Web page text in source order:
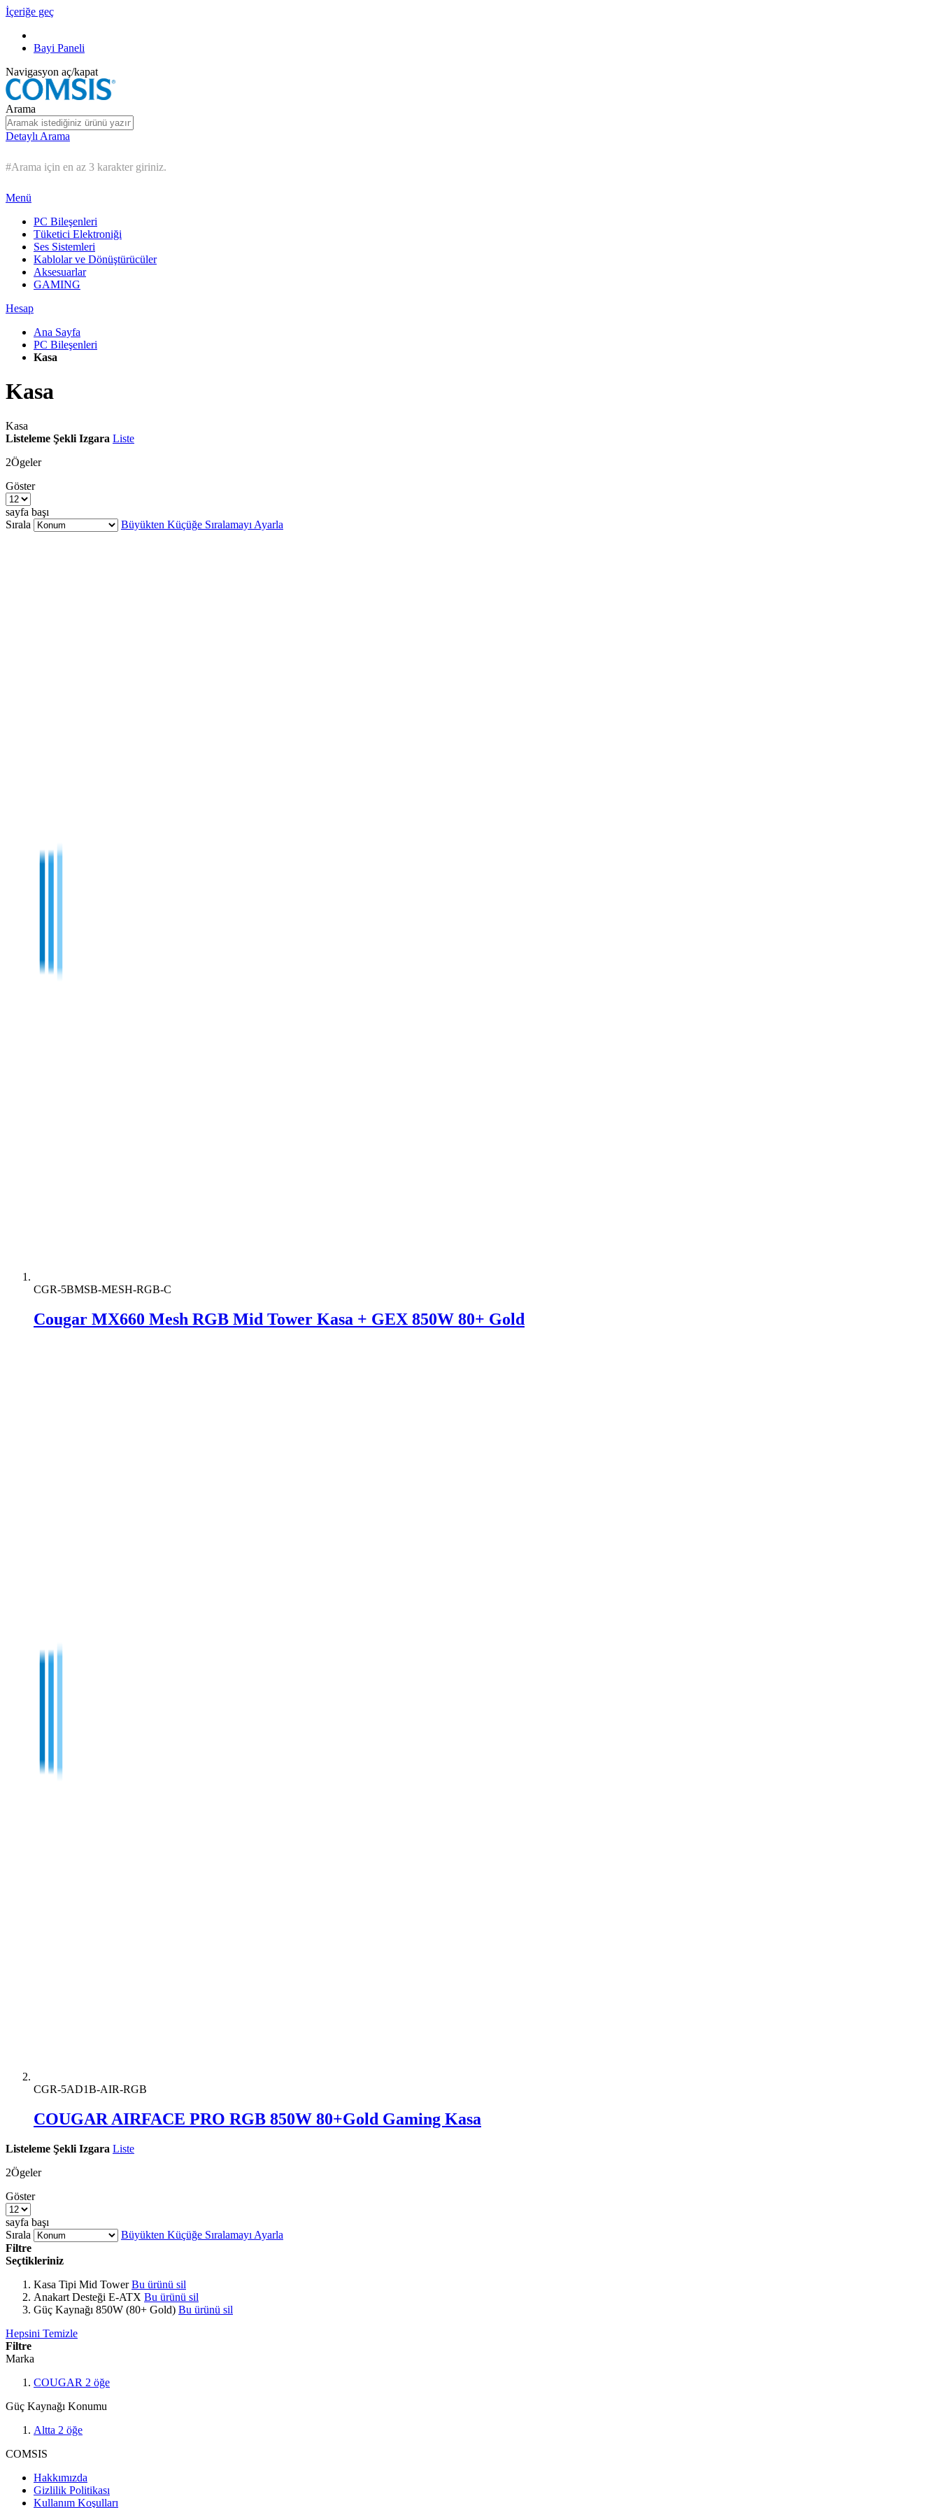
İçeriğe geç
Bayi Paneli
Navigasyon aç/kapat
Arama
Detaylı Arama
#Arama için en az 3 karakter giriniz.
Menü
PC Bileşenleri
Tüketici Elektroniği
Ses Sistemleri
Kablolar ve Dönüştürücüler
Aksesuarlar
GAMING
Hesap
Ana Sayfa
PC Bileşenleri
Kasa
Kasa
Kasa
Listeleme Şekli Izgara Liste
2Ögeler
Göster
sayfa başı
Sırala
Büyükten Küçüğe Sıralamayı Ayarla
CGR-5BMSB-MESH-RGB-C
Cougar MX660 Mesh RGB Mid Tower Kasa + GEX 850W 80+ Gold
CGR-5AD1B-AIR-RGB
COUGAR AIRFACE PRO RGB 850W 80+Gold Gaming Kasa
Listeleme Şekli Izgara Liste
2Ögeler
Göster
sayfa başı
Sırala
Büyükten Küçüğe Sıralamayı Ayarla
Filtre
Seçtikleriniz
Kasa Tipi Mid Tower Bu ürünü sil
Anakart Desteği E-ATX Bu ürünü sil
Güç Kaynağı 850W (80+ Gold) Bu ürünü sil
Hepsini Temizle
Filtre
Marka
COUGAR 2 öğe
Güç Kaynağı Konumu
Altta 2 öğe
COMSIS
Hakkımızda
Gizlilik Politikası
Kullanım Koşulları